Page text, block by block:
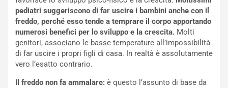
pediatri suggeriscono di far uscire i bambini anche con il
freddo, perché esso tende a temprare il corpo apportando
numerosi benefici per lo sviluppo e la crescita. Molti
genitori, associano le basse temperature all’impossibilità
di far uscire i propri figli di casa. In realtà è assolutamente
vero l’esatto contrario.
Il freddo non fa ammalare: è questo l’assunto di base da